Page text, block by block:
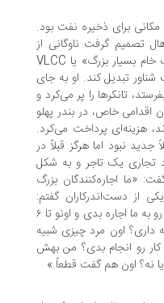
ذخیره نفت بود.
گرفت ناوگانی از
تانکرهای شناور نفت به نام «حامل نفت خام بسیار بزرگ» یا VLCC
کند. او به جای
را پر می‌کرد و
خاص، در بندر پهلو
پرداخت می‌کرد.
اما هرگز قبلاً در
یک تاجر و به شکل
بزرگ
گفتم:
«می‌تونی یه حامل بزرگ شناور نفت خام رو به ما اجاره بدی و اونو تا ٦
اون مرد چیزی شبیه
انجام بدی؟ من بهش
هم گفت قطعاً.»